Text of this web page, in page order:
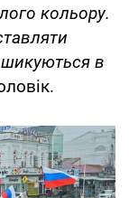
кольору.
в